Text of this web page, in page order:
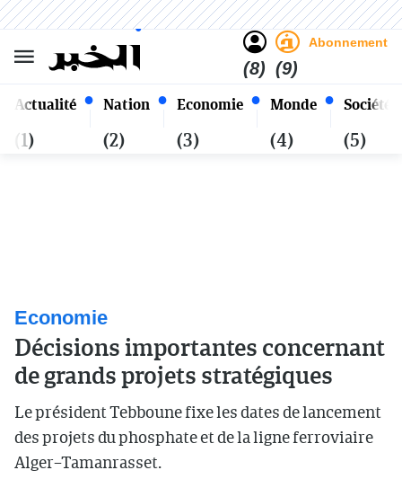
Actualité
(1)
Nation
(2)
Economie
(3)
Monde
(4)
Société
(5)
(8)
Abonnement
(9)
Samedi 24 Safar 1448 - 08
Août 2026
Alger
Economie
Décisions importantes concernant
de grands projets stratégiques
Le président Tebboune fixe les dates de lancement
des projets du phosphate et de la ligne ferroviaire
Alger–Tamanrasset.